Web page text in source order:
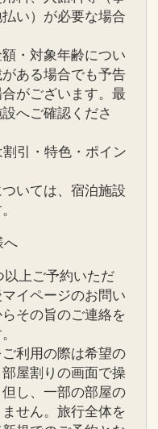
い）が必要な場合
・対象年齢につい
ある場合でも予告
がございます。最
へご確認くださ
割引・特色・ポイン
いては、宿泊施設
へ
以上ご予約いただ
イページのお問い
その旨のご連絡を
ご利用の際は希望の
屋割りの画面で操
し、一部の部屋の
せん。旅行全体を